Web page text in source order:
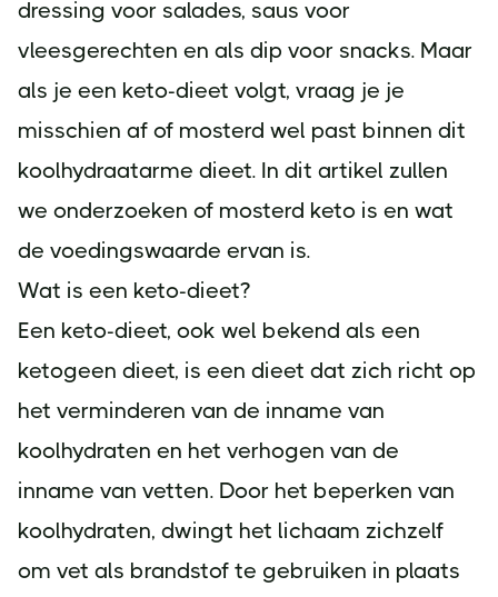
dressing voor salades, saus voor
vleesgerechten en als dip voor snacks. Maar
als je een keto-dieet volgt, vraag je je
misschien af of mosterd wel past binnen dit
koolhydraatarme dieet. In dit artikel zullen
we onderzoeken of mosterd keto is en wat
de voedingswaarde ervan is.
Wat is een keto-dieet?
Een keto-dieet, ook wel bekend als een
ketogeen dieet, is een dieet dat zich richt op
het verminderen van de inname van
koolhydraten en het verhogen van de
inname van vetten. Door het beperken van
koolhydraten, dwingt het lichaam zichzelf
om vet als brandstof te gebruiken in plaats